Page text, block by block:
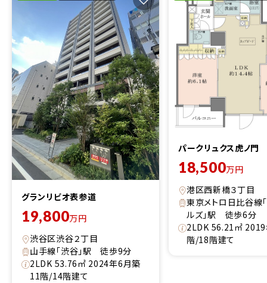
グランリビオ表参道
19,800万円
渋谷区渋谷２丁目
山手線「渋谷」駅 徒歩9分
2LDK 53.76㎡ 2024年6月築
11階/14階建て
パークリュクス虎ノ門
18,500万円
港区西新橋３丁目
東京メトロ日比谷線
ルズ」駅 徒歩6分
2LDK 56.21㎡
階/18階建て